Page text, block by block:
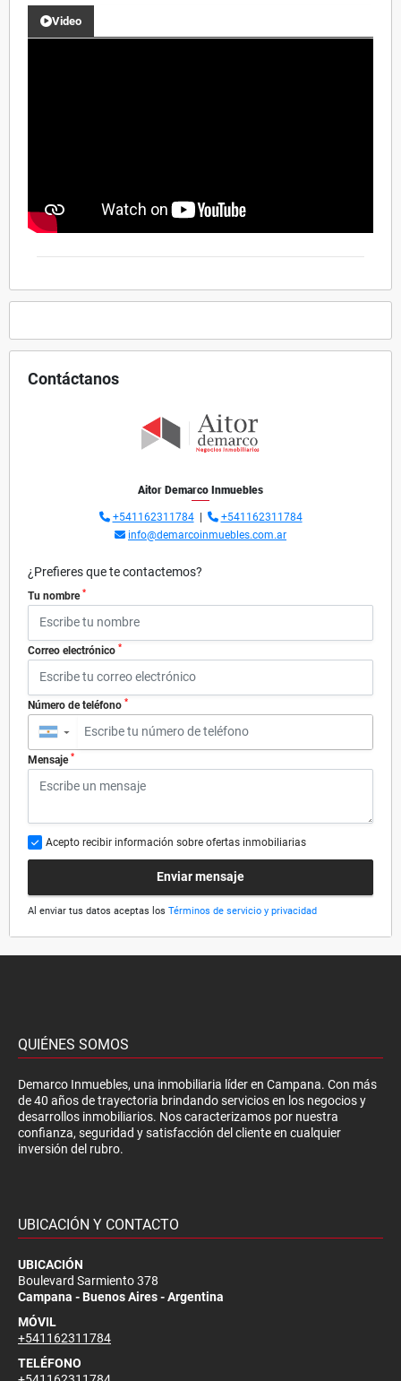
Video
Contáctanos
Aitor Demarco Inmuebles
+541162311784|
+541162311784
info@demarcoinmuebles.com.ar
¿Prefieres que te contactemos?
Tu nombre *
Correo electrónico *
Número de teléfono *
▼
Mensaje *
Acepto recibir información sobre ofertas inmobiliarias
Enviar mensaje
Al enviar tus datos aceptas los Términos de servicio y privacidad
QUIÉNES SOMOS
Demarco Inmuebles, una inmobiliaria líder en Campana. Con más
de 40 años de trayectoria brindando servicios en los negocios y
desarrollos inmobiliarios. Nos caracterizamos por nuestra
confianza, seguridad y satisfacción del cliente en cualquier
inversión del rubro.
UBICACIÓN Y CONTACTO
UBICACIÓN
Boulevard Sarmiento 378
Campana - Buenos Aires - Argentina
MÓVIL
+541162311784
TELÉFONO